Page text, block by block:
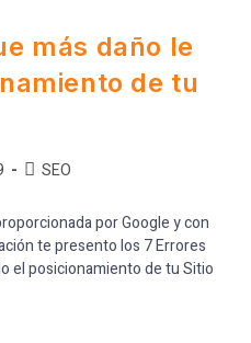
más daño le
de tu
SEO
por Google y con
te presento los 7 Errores
el posicionamiento de tu Sitio